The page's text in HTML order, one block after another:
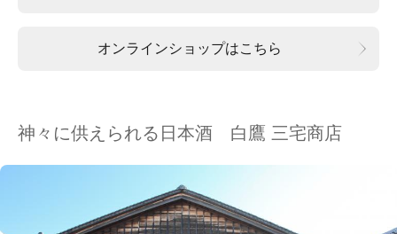
オンラインショップはこちら
神々に供えられる日本酒 白鷹 三宅商店